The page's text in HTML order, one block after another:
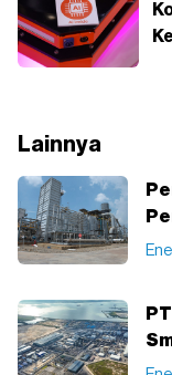
Lainnya